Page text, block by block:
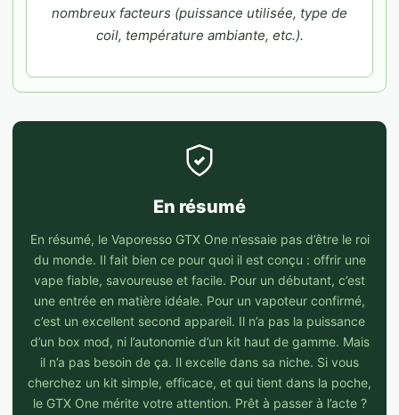
nombreux facteurs (puissance utilisée, type de
coil, température ambiante, etc.).
En résumé
En résumé, le Vaporesso GTX One n’essaie pas d’être le roi
du monde. Il fait bien ce pour quoi il est conçu : offrir une
vape fiable, savoureuse et facile. Pour un débutant, c’est
une entrée en matière idéale. Pour un vapoteur confirmé,
c’est un excellent second appareil. Il n’a pas la puissance
d’un box mod, ni l’autonomie d’un kit haut de gamme. Mais
il n’a pas besoin de ça. Il excelle dans sa niche. Si vous
cherchez un kit simple, efficace, et qui tient dans la poche,
le GTX One mérite votre attention. Prêt à passer à l’acte ?